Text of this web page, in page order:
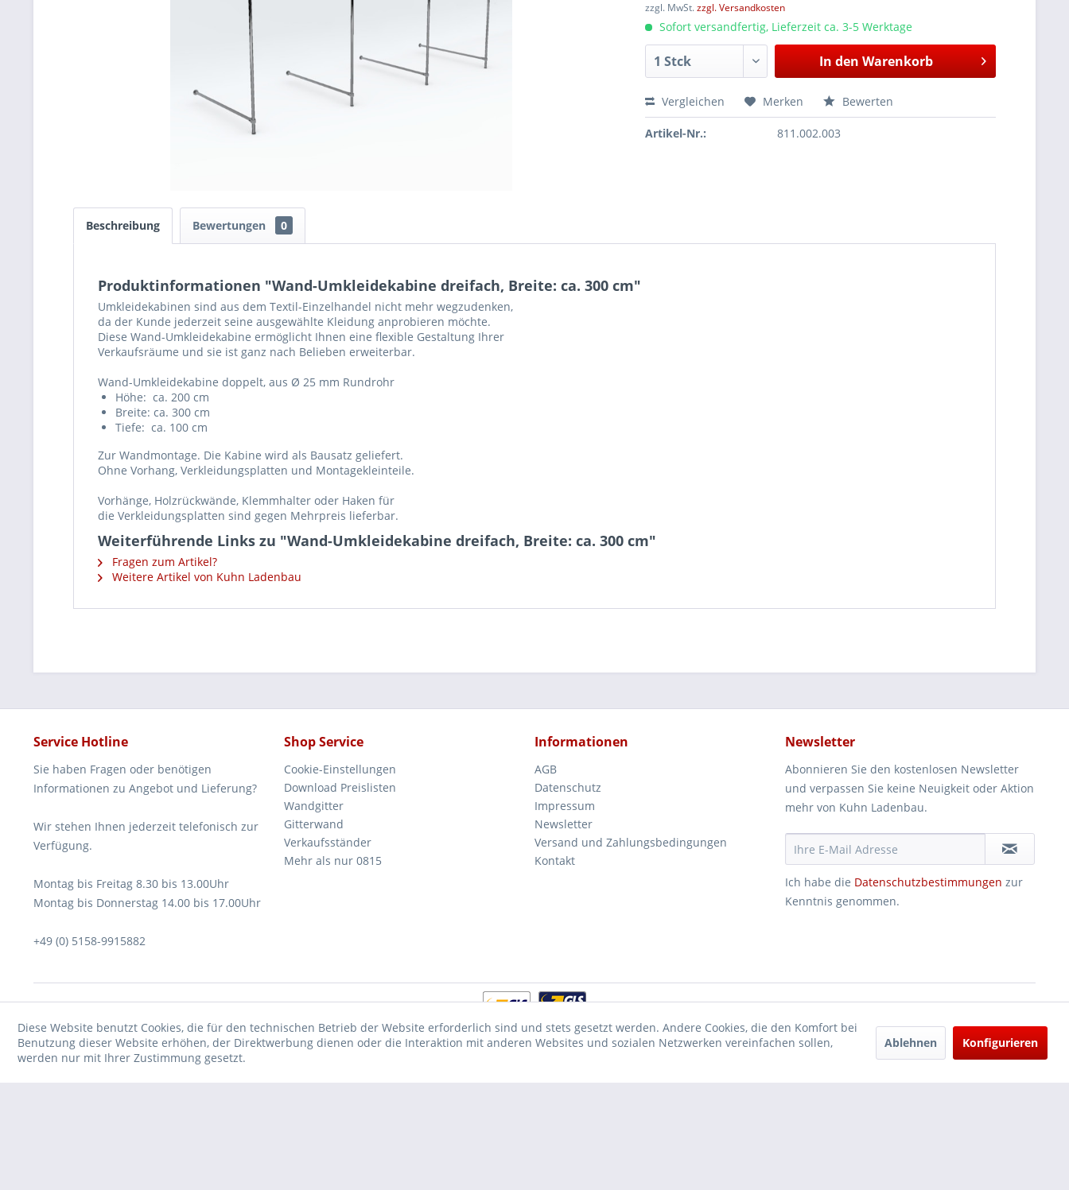
zzgl. MwSt.zzgl. Versandkosten
Sofort versandfertig, Lieferzeit ca. 3-5 Werktage
In den Warenkorb
Vergleichen Merken Bewerten
Artikel-Nr.: 811.002.003
Beschreibung Bewertungen 0
Produktinformationen "Wand-Umkleidekabine dreifach, Breite: ca. 300 cm"
Umkleidekabinen sind aus dem Textil-Einzelhandel nicht mehr wegzudenken,
da der Kunde jederzeit seine ausgewählte Kleidung anprobieren möchte.
Diese Wand-Umkleidekabine ermöglicht Ihnen eine flexible Gestaltung Ihrer
Verkaufsräume und sie ist ganz nach Belieben erweiterbar.
Wand-Umkleidekabine doppelt, aus Ø 25 mm Rundrohr
Höhe: ca. 200 cm
Breite: ca. 300 cm
Tiefe: ca. 100 cm
Zur Wandmontage. Die Kabine wird als Bausatz geliefert.
Ohne Vorhang, Verkleidungsplatten und Montagekleinteile.
Vorhänge, Holzrückwände, Klemmhalter oder Haken für
die Verkleidungsplatten sind gegen Mehrpreis lieferbar.
Weiterführende Links zu "Wand-Umkleidekabine dreifach, Breite: ca. 300 cm"
Fragen zum Artikel?
Weitere Artikel von Kuhn Ladenbau
Service Hotline
Sie haben Fragen oder benötigen
Informationen zu Angebot und Lieferung?
Wir stehen Ihnen jederzeit telefonisch zur
Verfügung.
Montag bis Freitag 8.30 bis 13.00Uhr
Montag bis Donnerstag 14.00 bis 17.00Uhr
+49 (0) 5158-9915882
Shop Service
Cookie-Einstellungen
Download Preislisten
Wandgitter
Gitterwand
Verkaufsständer
Mehr als nur 0815
Informationen
AGB
Datenschutz
Impressum
Newsletter
Versand und Zahlungsbedingungen
Kontakt
Newsletter
Abonnieren Sie den kostenlosen Newsletter
und verpassen Sie keine Neuigkeit oder Aktion
mehr von Kuhn Ladenbau.
Ich habe die Datenschutzbestimmungen zur
Kenntnis genommen.
* Verkauf nur an Unternehmer, Gewerbetreibende, Freiberufler und öffentliche Institutionen, daher verstehen sich alle Preise zzgl. Mehrwertsteuer und
und ggf. Nachnahmegebühren, wenn nicht anders
Diese Website benutzt Cookies, die für den technischen Betrieb der Website erforderlich sind und stets gesetzt werden. Andere Cookies, die den Komfort bei
Benutzung dieser Website erhöhen, der Direktwerbung dienen oder die Interaktion mit anderen Websites und sozialen Netzwerken vereinfachen sollen,
werden nur mit Ihrer Zustimmung gesetzt.
Ablehnen Konfigurieren